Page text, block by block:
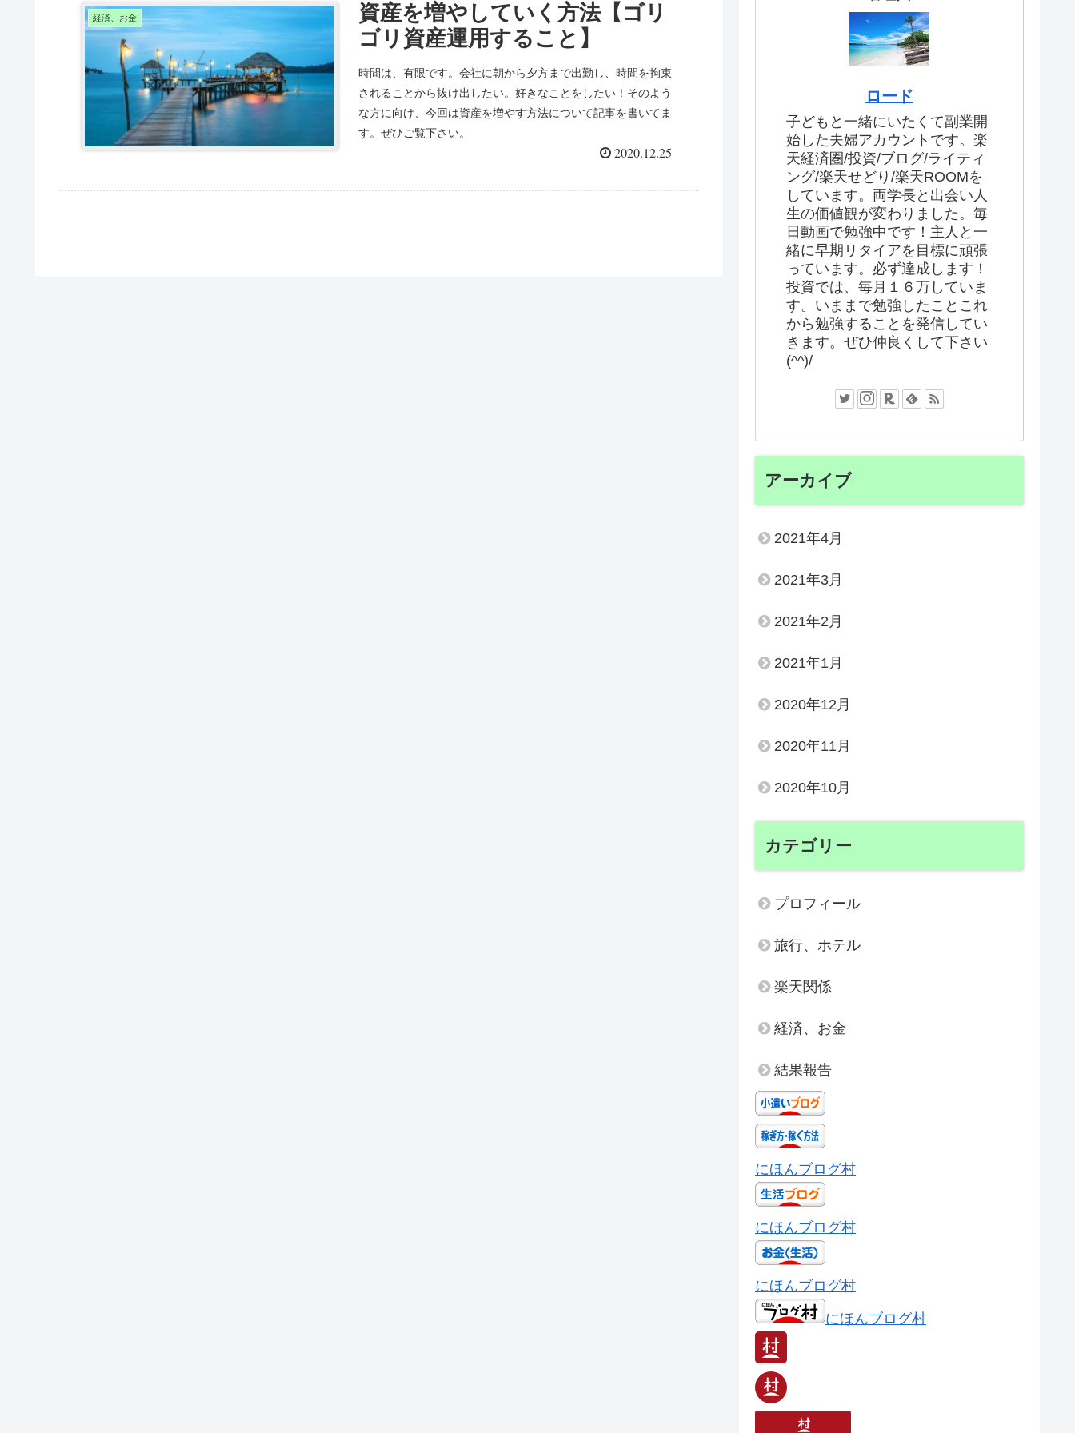
経済、お金
資産を増やしていく方法【ゴリ
ゴリ資産運用すること】
時間は、有限です。会社に朝から夕方まで出勤し、時間を拘束
されることから抜け出したい。好きなことをしたい！そのよう
な方に向け、今回は資産を増やす方法について記事を書いてま
す。ぜひご覧下さい。
2020.12.25
ロード
子どもと一緒にいたくて副業開
始した夫婦アカウントです。楽
天経済圏/投資/ブログ/ライティ
ング/楽天せどり/楽天ROOMを
しています。両学長と出会い人
生の価値観が変わりました。毎
日動画で勉強中です！主人と一
緒に早期リタイアを目標に頑張
っています。必ず達成します！
投資では、毎月１６万していま
す。いままで勉強したことこれ
から勉強することを発信してい
きます。ぜひ仲良くして下さい
(^^)/
アーカイブ
2021年4月
2021年3月
2021年2月
2021年1月
2020年12月
2020年11月
2020年10月
カテゴリー
プロフィール
旅行、ホテル
楽天関係
経済、お金
結果報告
にほんブログ村
にほんブログ村
にほんブログ村
にほんブログ村